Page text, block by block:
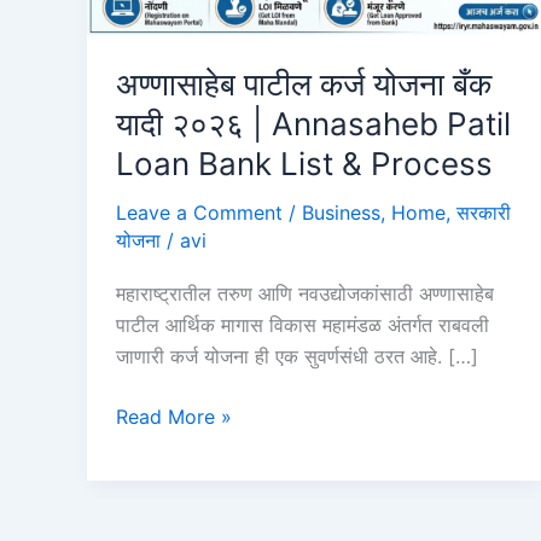
अण्णासाहेब पाटील कर्ज योजना बँक
यादी २०२६ | Annasaheb Patil
Loan Bank List & Process
Leave a Comment / Business, Home,सरकारी
योजना / avi
महाराष्ट्रातील तरुण आणि नवउद्योजकांसाठी अण्णासाहेब
पाटील आर्थिक मागास विकास महामंडळ अंतर्गत राबवली
जाणारी कर्ज योजना ही एक सुवर्णसंधी ठरत आहे. […]
अण्णासाहेब
Read More »